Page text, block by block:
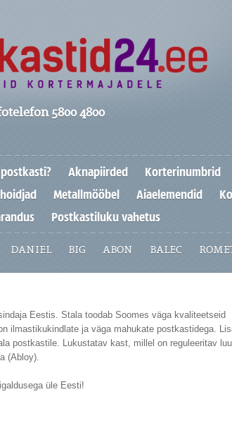
5800 4800
Aknapiirded Korterinumbrid
Metallmööbel Aiaelemendid
Postkastiluku vahetus
DANIEL BIG ABON BALEC
Eestis. Stala toodab Soomes väga kvaliteetseid
ilmastikukindlate ja väga mahukate postkastidega.
postkastile. Lukustatav kast, millel on reguleeritav
(Abloy).
üle Eesti!